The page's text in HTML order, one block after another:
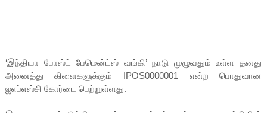
‘இந்தியா போஸ்ட் பேமென்ட்ஸ் வங்கி’ நாடு முழுவதும் உள்ள தனது
அனைத்து கிளைகளுக்கும் IPOS0000001 என்ற பொதுவான
ஐஎப்எஸ்சி கோர்டை பெற்றுள்ளது.